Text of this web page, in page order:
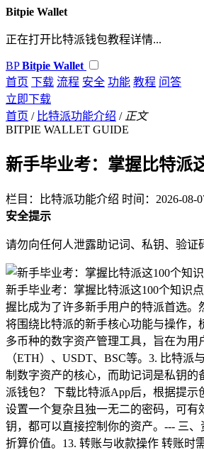
Bitpie Wallet
正在打开比特派钱包教程详情...
BP Bitpie Wallet
首页 下载 流程 安全 功能 教程 问答
立即下载
首页 / 比特派功能介绍 / 正文
BITPIE WALLET GUIDE
新手毕业考：掌握比特派
栏目：比特派功能介绍 时间：2026-08-
安全提示
请勿向任何人泄露助记词、私钥、验证
新手毕业考：掌握比特派这100个知识
握比成为了许多新手用户的特派首选。
将围绕比特派的新手核心功能与操作，
多币种的数字资产管理工具，旨在为
（ETH）、USDT、BSC等。3. 比特
制数字资产的核心，而助记词是私钥
派钱包？ 下载比特派App后，根据提
设置一个复杂且独一无二的密码，可有
钥，都可以直接控制你的资产。--- 三
折算价值。13. 转账与收款操作 转账时